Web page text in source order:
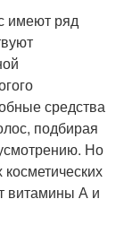
имеют ряд
средства
подбирая
Но
витамины А и